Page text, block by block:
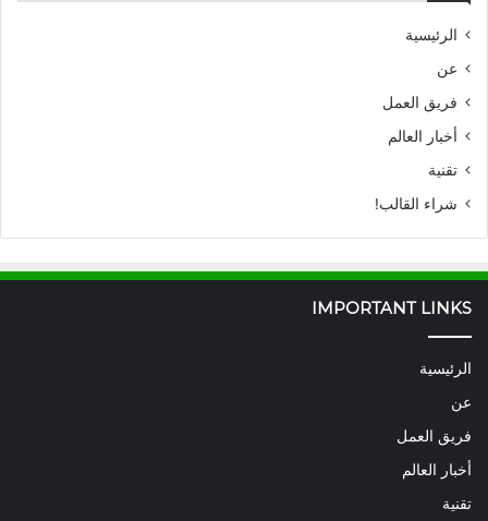
الرئيسية
عن
فريق العمل
أخبار العالم
تقنية
شراء القالب!
IMPORTANT LINKS
الرئيسية
عن
فريق العمل
أخبار العالم
تقنية